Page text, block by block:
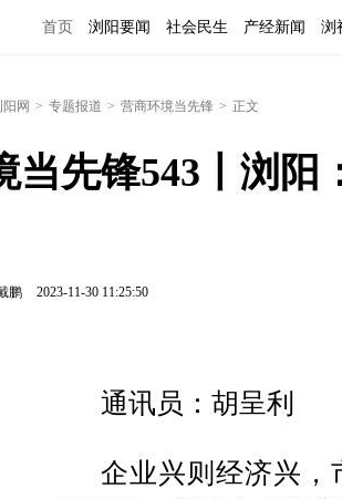
首页 浏阳要闻 社会民生 产经新闻 浏
网 > 专题报道 > 营商环境当先锋 > 正文
当先锋543丨浏阳
鹏 2023-11-30 11:25:50
通讯员：胡呈利
企业兴则经济兴，